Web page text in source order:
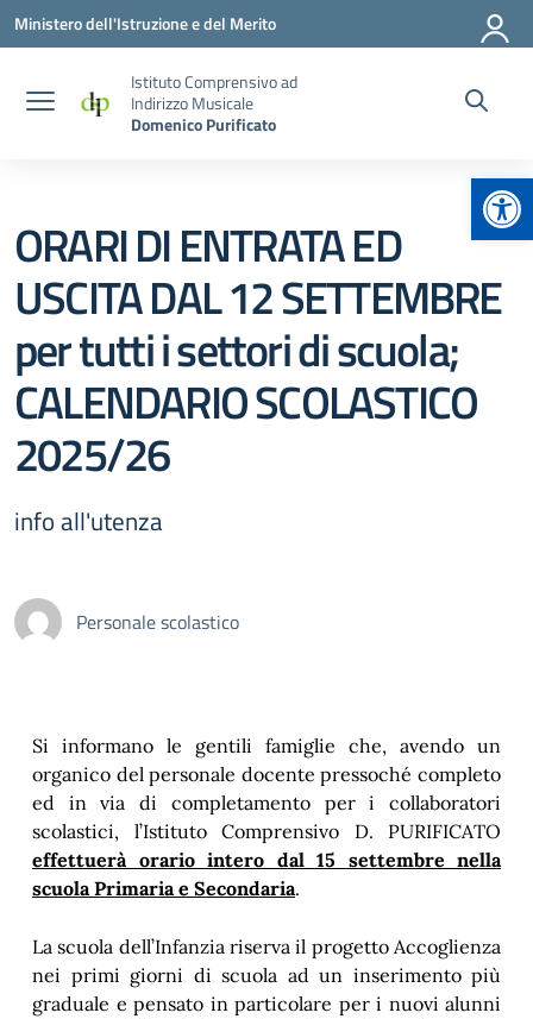
Vai ai contenuti
Vai al menu di navigazione
Vai al footer
Ministero dell'Istruzione e del Merito
Istituto Comprensivo ad
Indirizzo Musicale
Domenico Purificato
ORARI DI ENTRATA ED
USCITA DAL 12 SETTEMBRE
per tutti i settori di scuola;
CALENDARIO SCOLASTICO
2025/26
info all'utenza
Personale scolastico
Si informano le gentili famiglie che, avendo un
organico del personale docente pressoché completo
ed in via di completamento per i collaboratori
scolastici, l’Istituto Comprensivo D. PURIFICATO
effettuerà orario intero dal 15 settembre nella
scuola Primaria e Secondaria.
La scuola dell’Infanzia riserva il progetto Accoglienza
nei primi giorni di scuola ad un inserimento più
graduale e pensato in particolare per i nuovi alunni